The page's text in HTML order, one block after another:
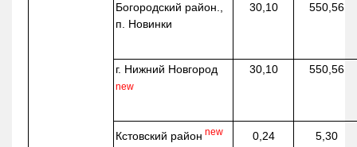
Богородский район.,
п. Новинки
30,10 550,56
г. Нижний Новгород
new
30,10 550,56
Кстовский район new 0,24 5,30